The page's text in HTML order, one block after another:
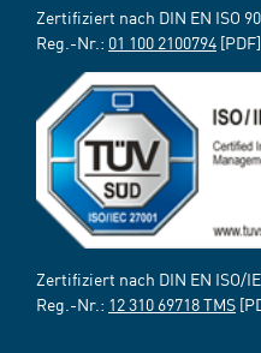
Zertifiziert nach DIN EN ISO
Reg.-Nr.: 01 100 2100794
Zertifiziert nach DIN EN ISO/
Reg.-Nr.: 12 310 69718 TMS